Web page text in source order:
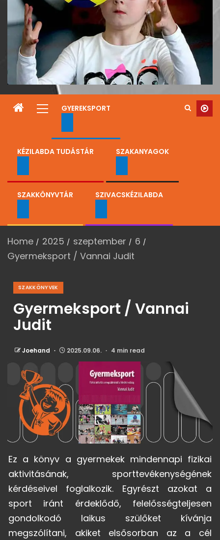
GYEREKSPORT
KÉZILABDA TUDÁSTÁR SZAKANYAGOK
SZAKKÖNYVTÁR SZIVACSKÉZILABDA
Home 2025 szeptember
6
Gyermeksport / Vannai Judit
SZAKKÖNYVEK
Gyermeksport / Vannai
Judit
Joehand 2025.09.06. 4 min read
Ez a könyv a gyermekek mindennapi fizikai
aktivitásának, sporttevékenységének
kérdéseivel foglalkozik. Egyrészt azokat a
sport iránt érdeklődő, felelősségteljesen
gondolkodó laikus szülőket kívánja
megszólítani, akiket elsősorban az a cél